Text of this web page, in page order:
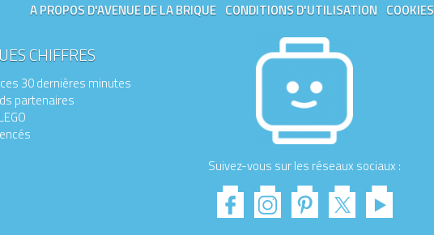
A PROPOS D'AVENUE DE LA BRIQUE CONDITIONS D'UTILISATION COOKIES
CHIFFRES
30 dernières minutes
partenaires
Suivez-vous sur les réseaux sociaux :